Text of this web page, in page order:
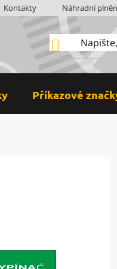
Kontakty Náhradní
Příkazové